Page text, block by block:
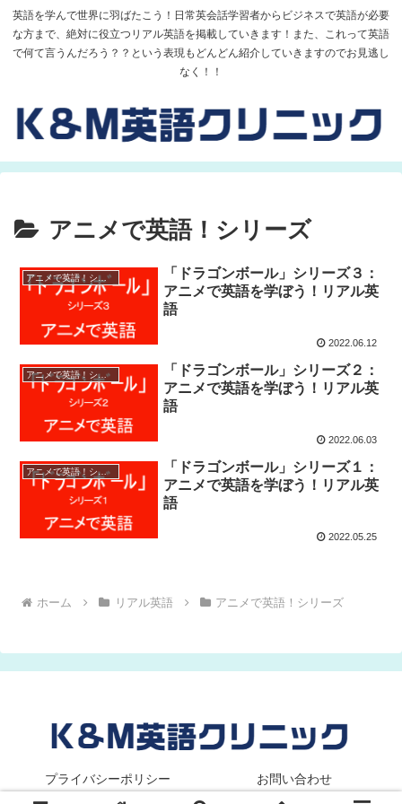
英語を学んで世界に羽ばたこう！日常英会話学習者からビジネスで英語が必要
な方まで、絶対に役立つリアル英語を掲載していきます！また、これって英語
で何て言うんだろう？？という表現もどんどん紹介していきますのでお見逃し
なく！！
アニメで英語！シリーズ
アニメで英語！シリーズ
「ドラゴンボール」シリーズ３：
アニメで英語を学ぼう！リアル英
語
2022.06.12
アニメで英語！シリーズ
「ドラゴンボール」シリーズ２：
アニメで英語を学ぼう！リアル英
語
2022.06.03
アニメで英語！シリーズ
「ドラゴンボール」シリーズ１：
アニメで英語を学ぼう！リアル英
語
2022.05.25
ホーム リアル英語 アニメで英語！シリーズ
プライバシーポリシー お問い合わせ